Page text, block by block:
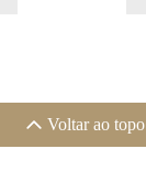
Voltar ao topo